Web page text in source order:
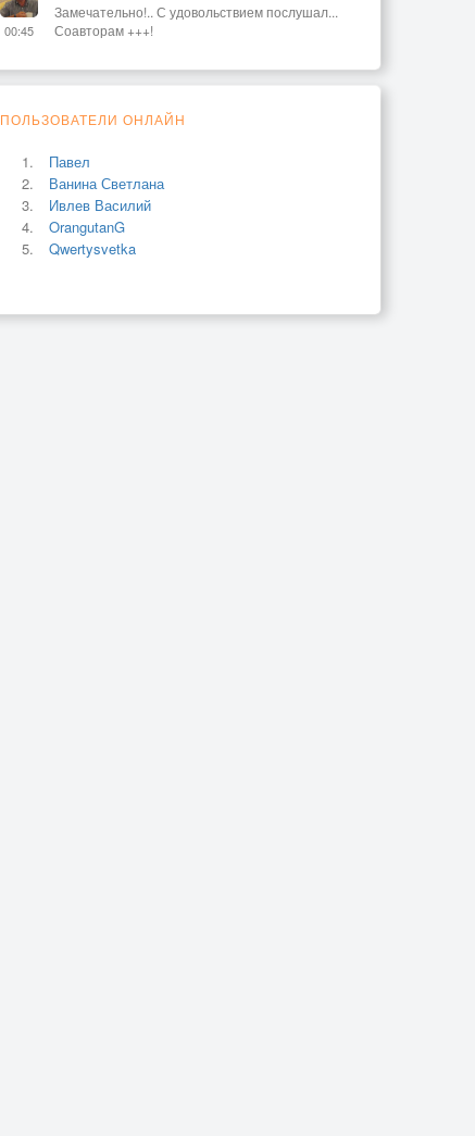
00:45
Замечательно!.. С удовольствием послушал...
Соавторам +++!
ПОЛЬЗОВАТЕЛИ ОНЛАЙН
Павел
Ванина Светлана
Ивлев Василий
OrangutanG
Qwertysvetka